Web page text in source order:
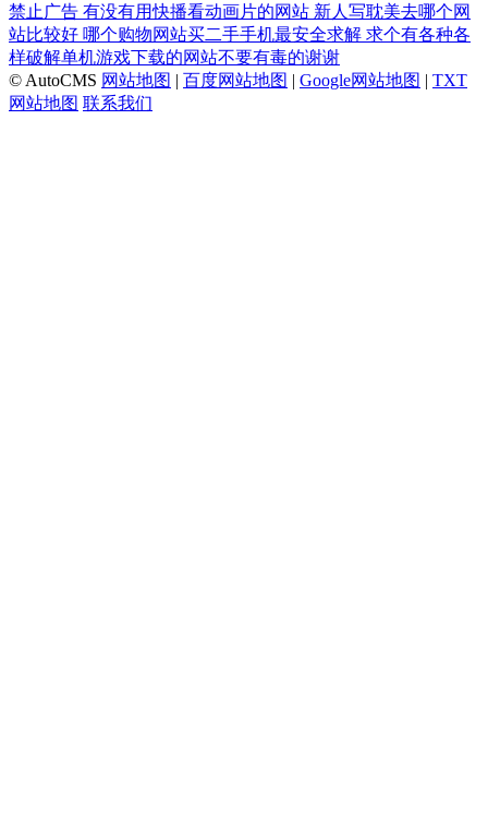
禁止广告 有没有用快播看动画片的网站 新人写耽美去哪个网
站比较好 哪个购物网站买二手手机最安全求解 求个有各种各
样破解单机游戏下载的网站不要有毒的谢谢
© AutoCMS 网站地图 | 百度网站地图 | Google网站地图 | TXT
网站地图 联系我们